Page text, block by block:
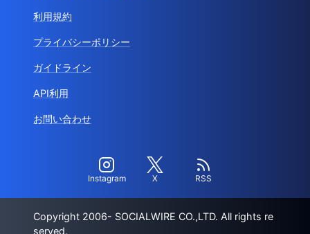
利用規約
プライバシーポリシー
ガイドライン
API利用
お問い合わせ
Instagram X RSS
Copyright 2006- SOCIALWIRE CO.,LTD. All rights re
served.